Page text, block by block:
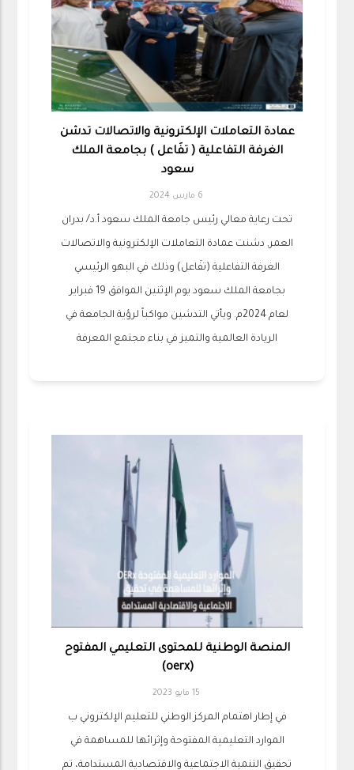
عمادة التعاملات الإلكترونية والاتصالات تدشن
الغرفة التفاعلية ( تفَاعل ) بجامعة الملك
سعود
6 مارس 2024
تحت رعاية معالي رئيس جامعة الملك سعود أ.د/ بدران
العمر, دشنت عمادة التعاملات الإلكترونية والاتصالات
الغرفة التفاعلية (تفَاعل) وذلك في البهو الرئيسي
بجامعة الملك سعود يوم الإثنين الموافق 19 فبراير
لعام 2024م. ويأتي التدشين مواكباً لرؤية الجامعة في
الريادة العالمية والتميز في بناء مجتمع المعرفة
المنصة الوطنية للمحتوى التعليمي المفتوح
(oerx)
15 مايو 2023
في إطار اهتمام المركز الوطني للتعليم الإلكتروني ب
الموارد التعليمية المفتوحة وإثرائها للمساهمة في
تحقيق التنمية الاجتماعية والاقتصادية المستدامة، تم